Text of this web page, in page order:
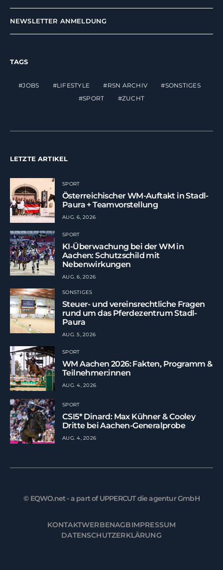
NEWSLETTER ANMELDUNG
TAGS
JOBS LIFESTYLE RSN ARCHIV
SONSTIGES
SPORT
ZUCHT
LETZTE ARTIKEL
SPORT
Österreichischer WM-Auftakt in Stadl-
Paura + Teamvorstellung
AUG. 6, 2026
SPORT
KI-Überwachung bei der WM in
Aachen: Schutzschild mit
Nebenwirkungen
AUG. 6, 2026
SONSTIGES
Steuer- und vereinsrechtliche Fragen
rund um das Pferdezentrum Stadl-
Paura
AUG. 5, 2026
SPORT
WM Aachen 2026: Fakten, Programm &
Teilnehmer:innen
AUG. 4, 2026
SPORT
CSI5* Dinard: Max Kühner & Cooley
Dritte bei Aachen-Generalprobe
AUG. 4, 2026
© EQWO.net - a part of UPPERCUT die agentur GmbH
KONTAKTWERBENAGBIMPRESSUM
DATENSCHUTZERKLÄRUNG